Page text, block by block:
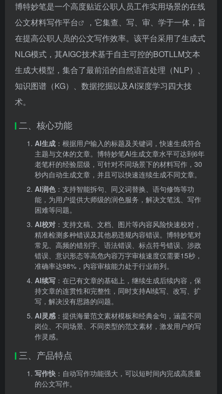
博特妙笔是一个高度贴近公职人员工作实用场景的在线
公文材料写作平台
，它集查、写、审、学于一体，旨
在提高公职人员的公文写作效率。该平台采用了生成式
NLG模式，其AIGC技术基于自主可控的BOTLLM文本
生成大模型，集合了最前沿的自然语言处理（NLP）、
知识图谱（KG）、数据挖掘以及AI深度学习四大技
术。
二、核心功能
AI生成 ：根据用户输入的标题及关键词，快速生成符合
主题与文体的文章。博特妙笔AI生成文章水平可达到6年
老笔杆的经验层级，可针对不同场景下的材料写作，30
秒内自动生成文章，并且可以快速连续生成不同文章。
AI润色：支持智能拆句、同义词替换、语句修饰等功
能，为用户提供大师级的润色服务，解决文笔浅、写作
困难等问题。
AI校对 ：支持文稿、文档、图片等内容风险快速校对，
精准检测多种错误及其他易违规内容错误。博特妙笔对
常见、高频的错别字、语法错误、标点符号错误、涉政
错误、意识形态等高危内容万字审核速度仅需要15秒，
准确率达98%，内容审核能力处于行业前列。
AI续写 ：在已有文章的基础上，继续生成后续内容，保
持文章的连贯性和完整性，同时支持AI续写、改写、扩
写，解决没有思路的问题。
AI灵感 ：提供海量范文素材模板和经典金句，涵盖不同
岗位、不同场景、不同类型的范文素材，激发用户的写
作灵感。
三、产品特点
写作快 ：自动写作功能强大，可以短时间内完成高质量
的公文写作。